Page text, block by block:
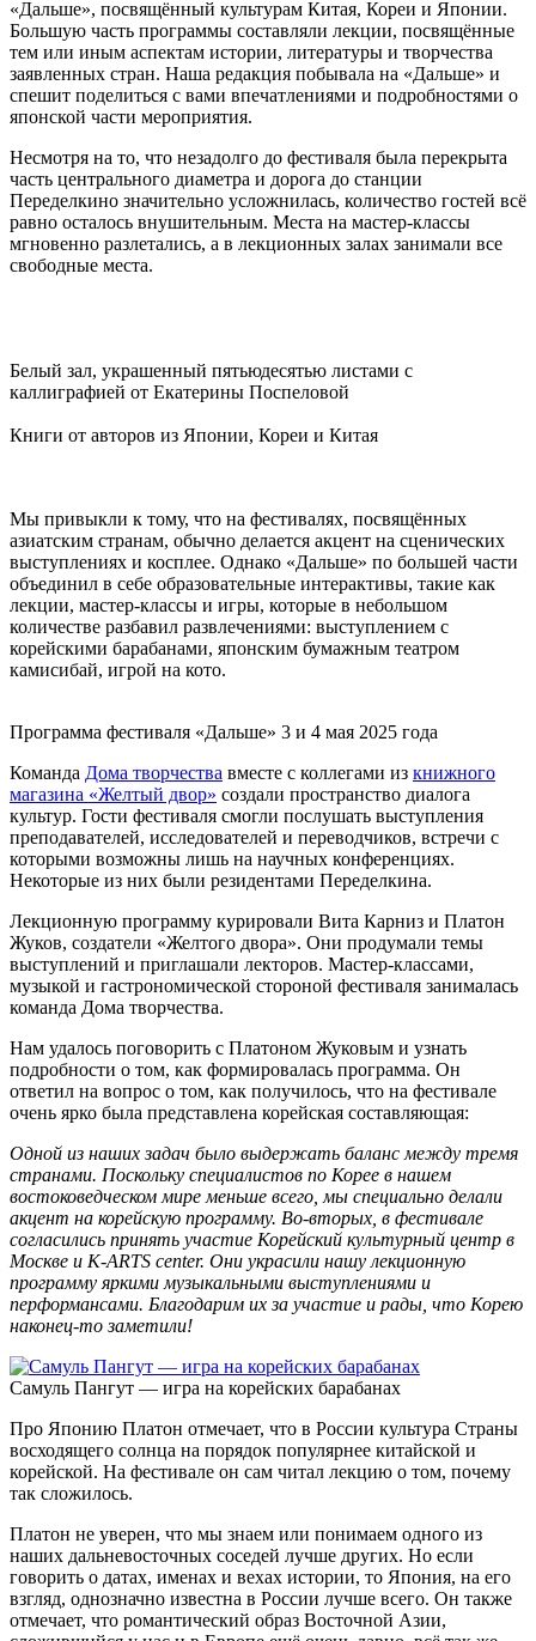
«Дальше», посвящённый культурам Китая, Кореи и Японии.
Большую часть программы составляли лекции, посвящённые
тем или иным аспектам истории, литературы и творчества
заявленных стран. Наша редакция побывала на «Дальше» и
спешит поделиться с вами впечатлениями и подробностями о
японской части мероприятия.
Несмотря на то, что незадолго до фестиваля была перекрыта
часть центрального диаметра и дорога до станции
Переделкино значительно усложнилась, количество гостей всё
равно осталось внушительным. Места на мастер-классы
мгновенно разлетались, а в лекционных залах занимали все
свободные места.
Белый зал, украшенный пятьюдесятью листами с
каллиграфией от Екатерины Поспеловой
Книги от авторов из Японии, Кореи и Китая
Мы привыкли к тому, что на фестивалях, посвящённых
азиатским странам, обычно делается акцент на сценических
выступлениях и косплее. Однако «Дальше» по большей части
объединил в себе образовательные интерактивы, такие как
лекции, мастер-классы и игры, которые в небольшом
количестве разбавил развлечениями: выступлением с
корейскими барабанами, японским бумажным театром
камисибай, игрой на кото.
Программа фестиваля «Дальше» 3 и 4 мая 2025 года
Команда Дома творчества вместе с коллегами из книжного
магазина «Желтый двор» создали пространство диалога
культур. Гости фестиваля смогли послушать выступления
преподавателей, исследователей и переводчиков, встречи с
которыми возможны лишь на научных конференциях.
Некоторые из них были резидентами Переделкина.
Лекционную программу курировали Вита Карниз и Платон
Жуков, создатели «Желтого двора». Они продумали темы
выступлений и приглашали лекторов. Мастер-классами,
музыкой и гастрономической стороной фестиваля занималась
команда Дома творчества.
Нам удалось поговорить с Платоном Жуковым и узнать
подробности о том, как формировалась программа. Он
ответил на вопрос о том, как получилось, что на фестивале
очень ярко была представлена корейская составляющая:
Одной из наших задач было выдержать баланс между тремя
странами. Поскольку специалистов по Корее в нашем
востоковедческом мире меньше всего, мы специально делали
акцент на корейскую программу. Во-вторых, в фестивале
согласились принять участие Корейский культурный центр в
Москве и K-ARTS center. Они украсили нашу лекционную
программу яркими музыкальными выступлениями и
перформансами. Благодарим их за участие и рады, что Корею
наконец-то заметили!
Самуль Пангут — игра на корейских барабанах
Про Японию Платон отмечает, что в России культура Страны
восходящего солнца на порядок популярнее китайской и
корейской. На фестивале он сам читал лекцию о том, почему
так сложилось.
Платон не уверен, что мы знаем или понимаем одного из
наших дальневосточных соседей лучше других. Но если
говорить о датах, именах и вехах истории, то Япония, на его
взгляд, однозначно известна в России лучше всего. Он также
отмечает, что романтический образ Восточной Азии,